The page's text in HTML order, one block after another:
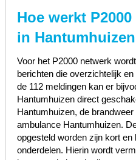
Hoe werkt P2000
in Hantumhuizen
Voor het P2000 netwerk
berichten die overzichtelijk
de 112 meldingen kan er
Hantumhuizen direct
Hantumhuizen, de
ambulance Hantumhuizen.
opgesteld worden zijn kort en
onderdelen. Hierin wordt